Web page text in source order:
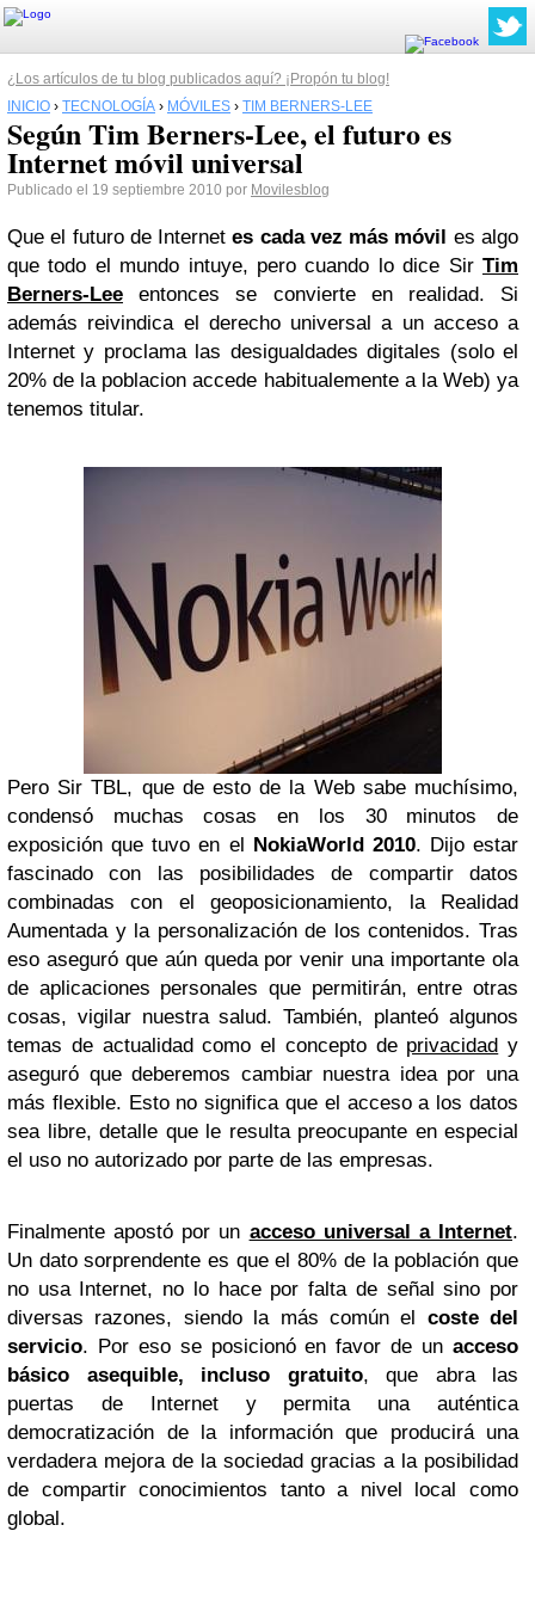
¿Los artículos de tu blog publicados aquí? ¡Propón tu blog!
INICIO › TECNOLOGÍA › MÓVILES › TIM BERNERS-LEE
Según Tim Berners-Lee, el futuro es
Internet móvil universal
Publicado el 19 septiembre 2010 por Movilesblog
Que el futuro de Internetes cada vez más móvil es algo
que todo el mundo intuye, pero cuando lo dice Sir Tim
Berners-Lee
entonces se convierte en realidad. Si
además reivindica el derecho universal a un acceso a
Internet y proclama las desigualdades digitales (solo el
20% de la poblacion accede habitualemente a la Web) ya
tenemos titular.
Pero Sir TBL, que de esto de la Web sabe muchísimo,
condensó muchas cosas en los 30 minutos de
exposición que tuvo en el NokiaWorld 2010. Dijo estar
fascinado con las posibilidades de compartir datos
combinadas con el geoposicionamiento, la Realidad
Aumentada y la personalización de los contenidos. Tras
eso aseguró que aún queda por venir una importante ola
de aplicaciones personales que permitirán, entre otras
cosas, vigilar nuestra salud. También, planteó algunos
temas de actualidad como el concepto de privacidad y
aseguró que deberemos cambiar nuestra idea por una
más flexible. Esto no significa que el acceso a los datos
sea libre, detalle que le resulta preocupante en especial
el uso no autorizado por parte de las empresas.
Finalmente apostó por un acceso universal a Internet.
Un dato sorprendente es que el 80% de la población que
no usa Internet, no lo hace por falta de señal sino por
diversas razones, siendo la más común el coste del
servicio. Por eso se posicionó en favor de un acceso
básico asequible, incluso gratuito, que abra las
puertas de Internet y permita una auténtica
democratización de la información que producirá una
verdadera mejora de la sociedad gracias a la posibilidad
de compartir conocimientos tanto a nivel local como
global.